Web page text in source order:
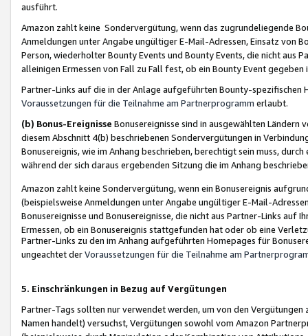
ausführt.
Amazon zahlt keine Sondervergütung, wenn das zugrundeliegende
Anmeldungen unter Angabe ungültiger E-Mail-Adressen, Einsatz von
Person, wiederholter Bounty Events und Bounty Events, die nicht
alleinigen Ermessen von Fall zu Fall fest, ob ein Bounty Event
Partner-Links auf die in der Anlage aufgeführten Bounty-spezifischen
Voraussetzungen für die Teilnahme am Partnerprogramm erlaubt.
(b) Bonus-Ereignisse Bonusereignisse sind in ausgewählten Ländern
diesem Abschnitt 4(b) beschriebenen Sondervergütungen in
Bonusereignis, wie im Anhang beschrieben, berechtigt sein muss,
während der sich daraus ergebenden Sitzung die im Anhang
Amazon zahlt keine Sondervergütung, wenn ein Bonusereignis
(beispielsweise Anmeldungen unter Angabe ungültiger E-Mail-
Bonusereignisse und Bonusereignisse, die nicht aus Partner-Links auf
Ermessen, ob ein Bonusereignis stattgefunden hat oder ob eine
Partner-Links zu den im Anhang aufgeführten Homepages für
ungeachtet derVoraussetzungen für die Teilnahme am
5. Einschränkungen in Bezug auf Vergütungen
Partner-Tags sollten nur verwendet werden, um von den
Namen handelt) versuchst, Vergütungen sowohl vom Amazon